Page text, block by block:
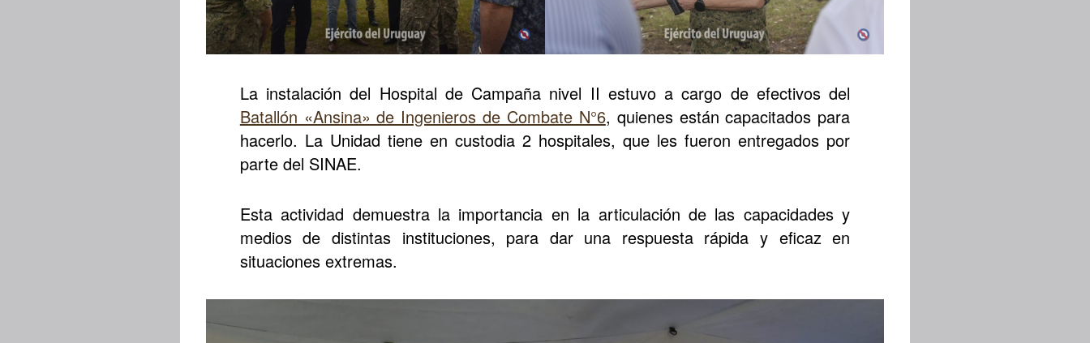
La instalación del Hospital de Campaña nivel II estuvo a cargo de efectivos del
Batallón «Ansina» de Ingenieros de Combate N°6, quienes están capacitados para
hacerlo. La Unidad tiene en custodia 2 hospitales, que les fueron entregados por
parte del SINAE.
Esta actividad demuestra la importancia en la articulación de las capacidades y
medios de distintas instituciones, para dar una respuesta rápida y eficaz en
situaciones extremas.